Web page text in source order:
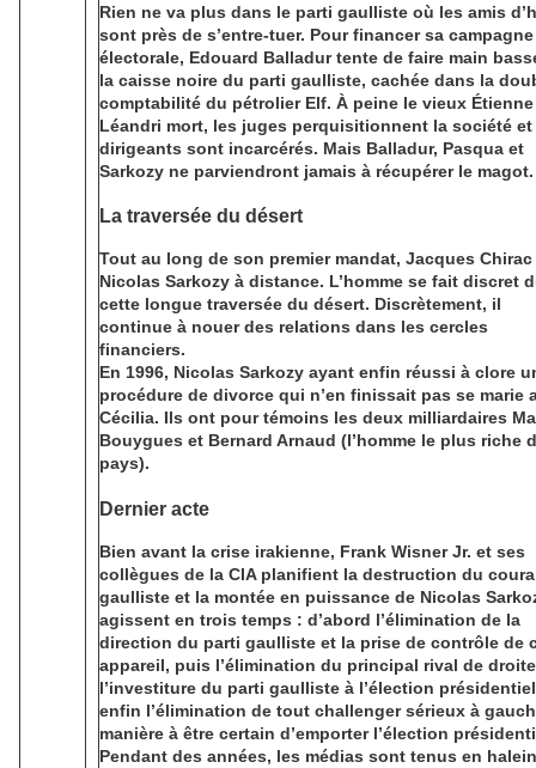
Rien ne va plus dans le parti gaulliste où les amis
sont près de s’entre-tuer. Pour financer sa campagne
électorale, Edouard Balladur tente de faire main
la caisse noire du parti gaulliste, cachée dans la
comptabilité du pétrolier Elf. À peine le vieux Étienne
Léandri mort, les juges perquisitionnent la société et
dirigeants sont incarcérés. Mais Balladur, Pasqua et
Sarkozy ne parviendront jamais à récupérer le magot.
La traversée du désert
Tout au long de son premier mandat, Jacques
Nicolas Sarkozy à distance. L’homme se fait discret
cette longue traversée du désert. Discrètement, il
continue à nouer des relations dans les cercles
financiers.
En 1996, Nicolas Sarkozy ayant enfin réussi à clore
procédure de divorce qui n’en finissait pas se marie
Cécilia. Ils ont pour témoins les deux milliardaires
Bouygues et Bernard Arnaud (l’homme le plus riche
pays).
Dernier acte
Bien avant la crise irakienne, Frank Wisner Jr. et ses
collègues de la CIA planifient la destruction du
gaulliste et la montée en puissance de Nicolas
agissent en trois temps : d’abord l’élimination de la
direction du parti gaulliste et la prise de contrôle de
appareil, puis l’élimination du principal rival de
l’investiture du parti gaulliste à l’élection
enfin l’élimination de tout challenger sérieux à
manière à être certain d’emporter l’élection
Pendant des années, les médias sont tenus en